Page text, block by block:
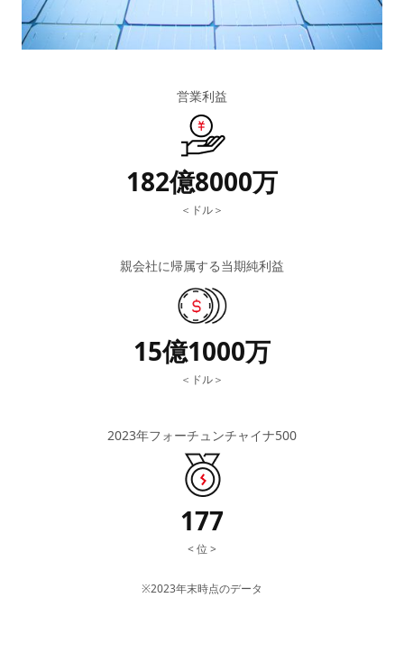
営業利益
182億8000万
＜ドル＞
親会社に帰属する当期純利益
15億1000万
＜ドル＞
2023年フォーチュンチャイナ500
177
< 位 >
※2023年末時点のデータ